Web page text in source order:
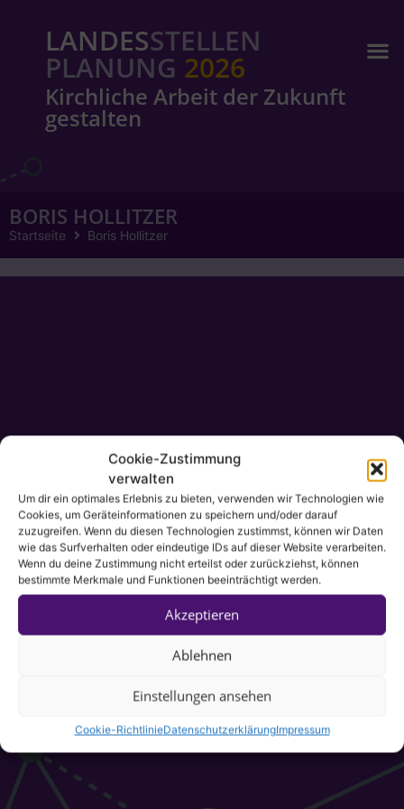
Cookie-Zustimmung
verwalten
Um dir ein optimales Erlebnis zu bieten, verwenden wir Technologien wie
Cookies, um Geräteinformationen zu speichern und/oder darauf
zuzugreifen. Wenn du diesen Technologien zustimmst, können wir Daten
wie das Surfverhalten oder eindeutige IDs auf dieser Website verarbeiten.
Wenn du deine Zustimmung nicht erteilst oder zurückziehst, können
bestimmte Merkmale und Funktionen beeinträchtigt werden.
Akzeptieren
Ablehnen
Einstellungen ansehen
Cookie-RichtlinieDatenschutzerklärungImpressum
LANDESSTELLEN
PLANUNG 2026
Kirchliche Arbeit der Zukunft
gestalten
BORIS HOLLITZER
Startseite Boris Hollitzer